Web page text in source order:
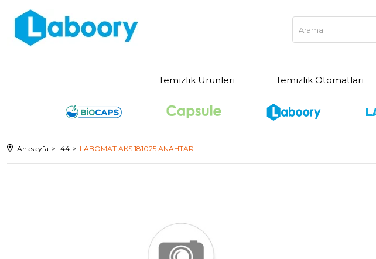
Temizlik Ürünleri Temizlik Otomatları
Anasayfa 44 LABOMAT AKS 181025 ANAHTAR